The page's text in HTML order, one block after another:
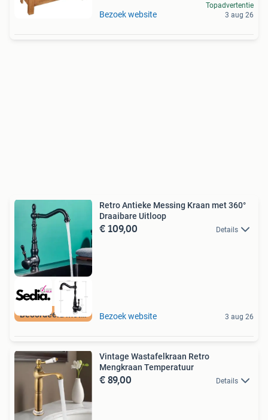
Bezoek website
Topadvertentie
3 aug 26
Beoordeeld met 9+
Retro Antieke Messing Kraan met 360°
Draaibare Uitloop
€ 109,00 Details
Bezoek website 3 aug 26
Vintage Wastafelkraan Retro
Mengkraan Temperatuur
€ 89,00 Details